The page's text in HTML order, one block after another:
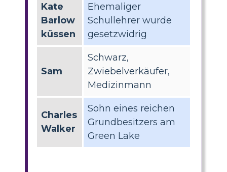
Kate
Barlow
küssen
Ehemaliger
Schullehrer wurde
gesetzwidrig
Sam
Schwarz,
Zwiebelverkäufer,
Medizinmann
Charles
Walker
Sohn eines reichen
Grundbesitzers am
Green Lake